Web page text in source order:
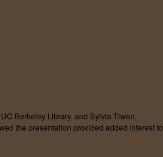
Berkeley Library, and Sylvia Tiwon,
the presentation provided added interest to